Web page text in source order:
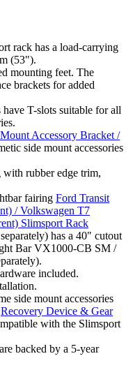
rack has a load-carrying
(53").
mounting feet. The
brackets for added
T-slots suitable for all
Accessory Bracket /
side mount accessories
rubber edge trim,
fairing Ford Transit
/ Volkswagen T7
Slimsport Rack
has a 40" cutout
Bar VX1000-CB SM /
included.
side mount accessories
Recovery Device & Gear
with the Slimsport
backed by a 5‑year